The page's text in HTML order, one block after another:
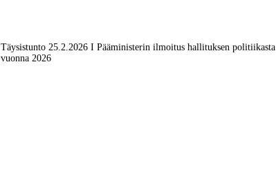
Täysistunto 25.2.2026 I Pääministerin ilmoitus hallituksen politiikasta
vuonna 2026